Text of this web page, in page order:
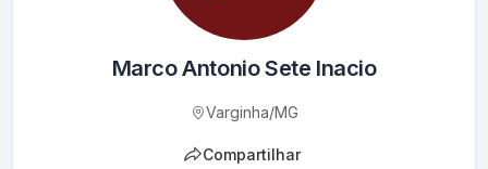
Marco Antonio Sete Inacio
Varginha/MG
Compartilhar